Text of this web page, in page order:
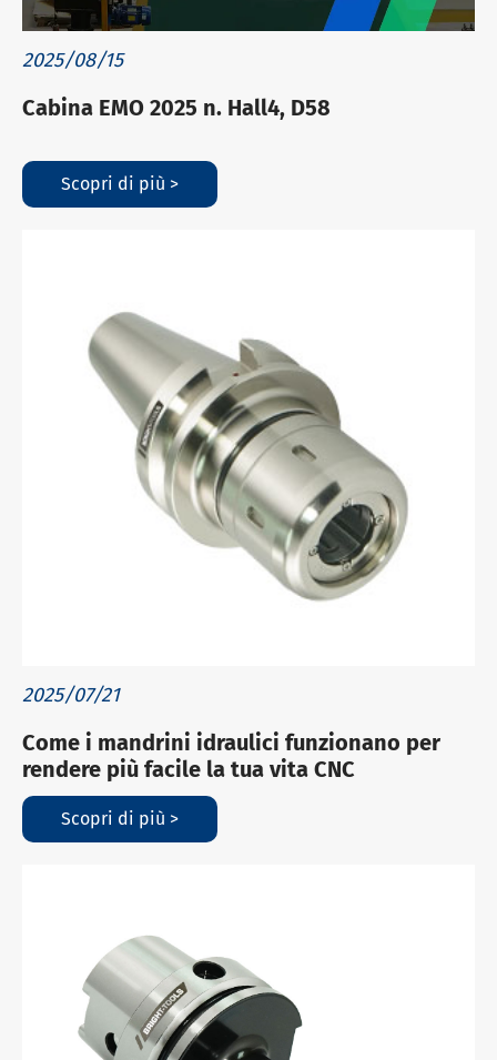
2025/08/15
Cabina EMO 2025 n. Hall4, D58
Scopri di più >
2025/07/21
Come i mandrini idraulici funzionano per
rendere più facile la tua vita CNC
Scopri di più >